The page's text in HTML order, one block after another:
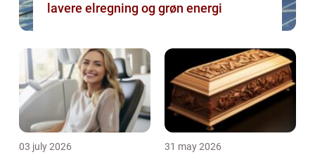
lavere elregning og grøn energi
03 july 2026 31 may 2026